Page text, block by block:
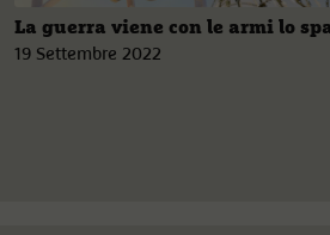
La guerra viene con le armi lo
19 Settembre 2022